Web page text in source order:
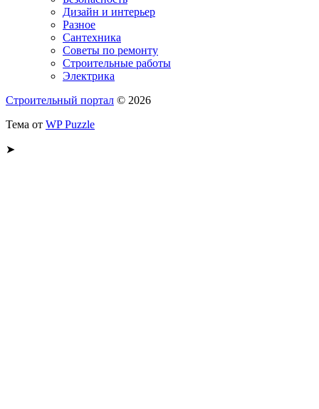
Дизайн и интерьер
Разное
Сантехника
Советы по ремонту
Строительные работы
Электрика
Строительный портал © 2026
Тема от WP Puzzle
➤